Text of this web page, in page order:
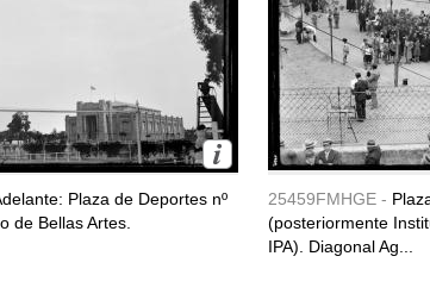
Plaza de Deportes nº
de Bellas Artes.
25459FMHGE -
(posteriormente
IPA). Diagonal Ag...